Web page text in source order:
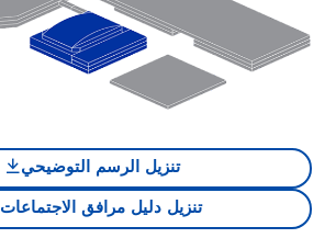
تنزيل الرسم التوضيحي
تنزيل دليل مرافق الاجتماعات